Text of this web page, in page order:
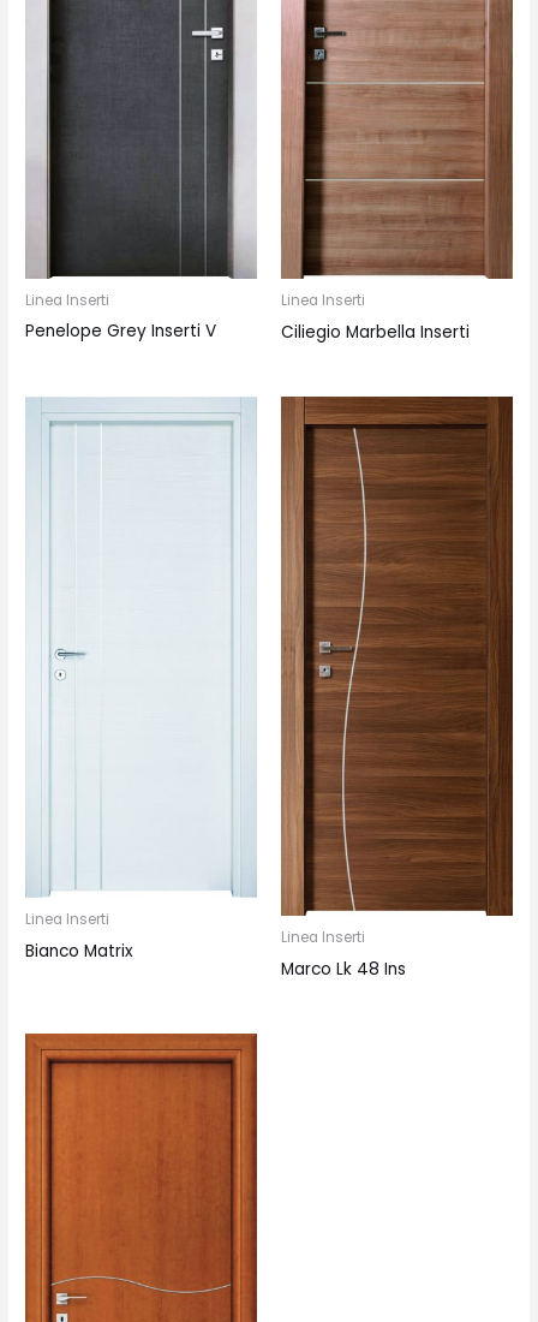
Linea Inserti
Penelope Grey Inserti V
Linea Inserti
Ciliegio Marbella Inserti
Linea Inserti
Bianco Matrix
Linea Inserti
Marco Lk 48 Ins